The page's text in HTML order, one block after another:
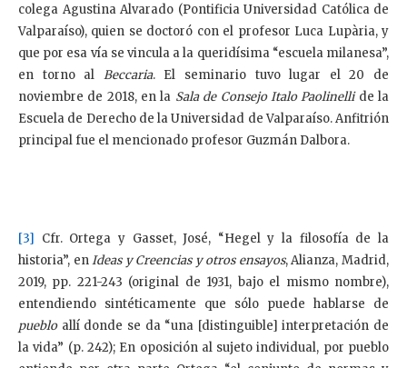
colega Agustina Alvarado (Pontificia Universidad Católica de
Valparaíso), quien se doctoró con el profesor Luca Lupària, y
que por esa vía se vincula a la queridísima “escuela milanesa”,
en torno al Beccaria. El seminario tuvo lugar el 20 de
noviembre de 2018, en la Sala de Consejo Italo Paolinellide la
Escuela de Derecho de la Universidad de Valparaíso. Anfitrión
principal fue el mencionado profesor Guzmán Dalbora.
[3] Cfr. Ortega y Gasset, José, “Hegel y la filosofía de la
historia”, enIdeas y Creencias y otros ensayos, Alianza, Madrid,
2019, pp. 221-243 (original de 1931, bajo el mismo nombre),
entendiendo sintéticamente que sólo puede hablarse de
puebloallí donde se da “una [distinguible] interpretación de
la vida” (p. 242); En oposición al sujeto individual, por pueblo